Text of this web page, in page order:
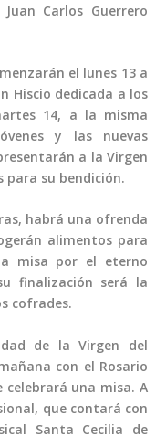
Carlos Guerrero
el lunes 13 a
Hiscio dedicada a los
14, a la misma
y las nuevas
a la Virgen
para su bendición.
habrá una ofrenda
alimentos para
misa por el eterno
finalización será la
cofrades.
de la Virgen del
con el Rosario
celebrará una misa. A
que contará con
Santa Cecilia de